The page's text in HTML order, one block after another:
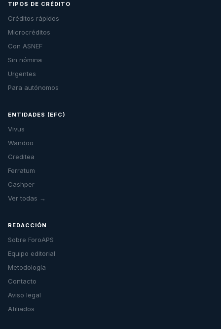
TIPOS DE CRÉDITO
Créditos rápidos
Microcréditos
Con ASNEF
Sin nómina
Urgentes
Para autónomos
ENTIDADES (EFC)
Vivus
Wandoo
Creditea
Ferratum
Cashper
Ver todas →
REDACCIÓN
Sobre ForoAPS
Equipo editorial
Metodología
Contacto
Aviso legal
Afiliados